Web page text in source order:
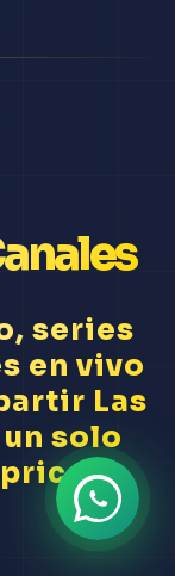
series
en vivo
Las
solo